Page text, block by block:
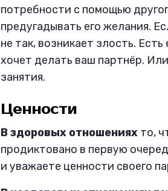
потребности с помощью
предугадывать его желания.
не так, возникает злость.
хочет делать ваш партнёр.
занятия.
Ценности
В здоровых отношениях то,
продиктовано в первую
и уважаете ценности своего